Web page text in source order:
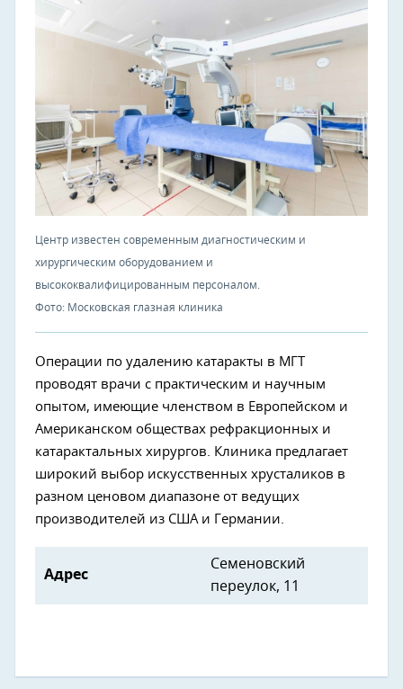
Центр известен современным диагностическим и
хирургическим оборудованием и
высококвалифицированным персоналом.
Фото: Московская глазная клиника
Операции по удалению катаракты в МГТ
проводят врачи с практическим и научным
опытом, имеющие членством в Европейском и
Американском обществах рефракционных и
катарактальных хирургов. Клиника предлагает
широкий выбор искусственных хрусталиков в
разном ценовом диапазоне от ведущих
производителей из США и Германии.
Адрес
Семеновский
переулок, 11